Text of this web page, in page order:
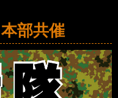
部共催